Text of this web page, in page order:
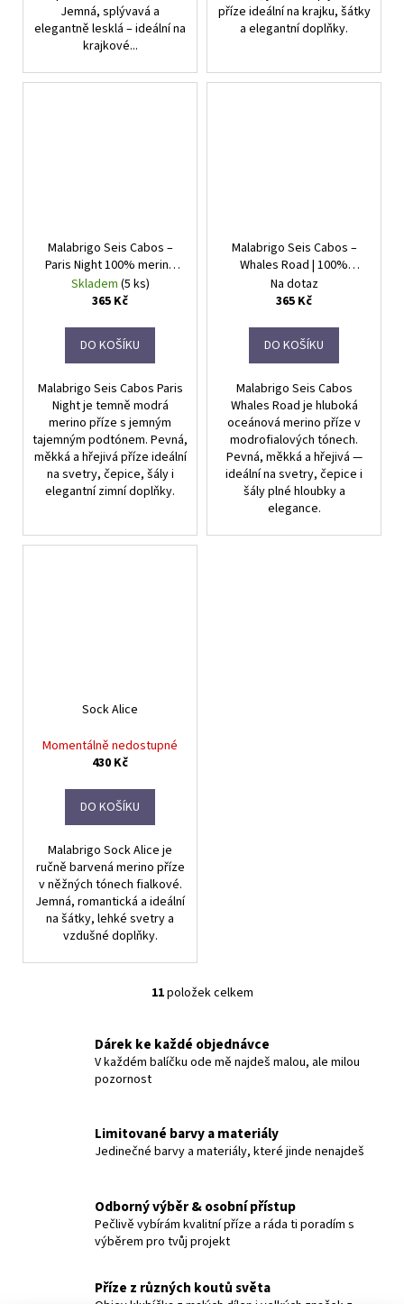
Jemná, splývavá a
elegantně lesklá – ideální na
krajkové...
příze ideální na krajku, šátky
a elegantní doplňky.
Malabrigo Seis Cabos –
Paris Night 100% merino
příze
Skladem (5 ks)
365 Kč
DO KOŠÍKU
Malabrigo Seis Cabos Paris
Night je temně modrá
merino příze s jemným
tajemným podtónem. Pevná,
měkká a hřejivá příze ideální
na svetry, čepice, šály i
elegantní zimní doplňky.
Malabrigo Seis Cabos –
Whales Road | 100%
merino příze
Na dotaz
365 Kč
DO KOŠÍKU
Malabrigo Seis Cabos
Whales Road je hluboká
oceánová merino příze v
modrofialových tónech.
Pevná, měkká a hřejivá —
ideální na svetry, čepice i
šály plné hloubky a
elegance.
Sock Alice
Momentálně nedostupné
430 Kč
DO KOŠÍKU
Malabrigo Sock Alice je
ručně barvená merino příze
v něžných tónech fialkové.
Jemná, romantická a ideální
na šátky, lehké svetry a
vzdušné doplňky.
O
l
á
í
p
v
k
y
ý
p
11položek celkem
Dárek ke každé objednávce
V každém balíčku ode mě najdeš malou, ale milou
pozornost
Limitované barvy a materiály
Jedinečné barvy a materiály, které jinde nenajdeš
Odborný výběr & osobní přístup
Pečlivě vybírám kvalitní příze a ráda ti poradím s
výběrem pro tvůj projekt
Příze z různých koutů světa